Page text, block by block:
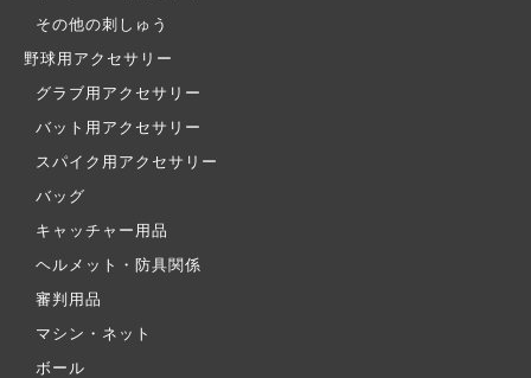
その他の刺しゅう
野球用アクセサリー
グラブ用アクセサリー
バット用アクセサリー
スパイク用アクセサリー
バッグ
キャッチャー用品
ヘルメット・防具関係
審判用品
マシン・ネット
ボール